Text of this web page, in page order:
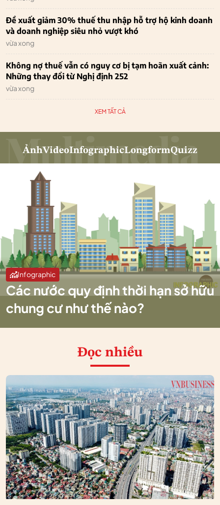
Đề xuất giảm 30% thuế thu nhập hỗ trợ hộ kinh doanh
và doanh nghiệp siêu nhỏ vượt khó
vừa xong
Không nợ thuế vẫn có nguy cơ bị tạm hoãn xuất cảnh:
Những thay đổi từ Nghị định 252
vừa xong
XEM TẤT CẢ
ẢnhVideoInfographicLongformQuizz
Infographic
Các nước quy định thời hạn sở hữu
chung cư như thế nào?
Đọc nhiều